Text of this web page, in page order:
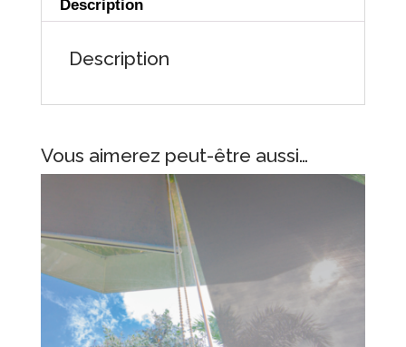
Description
Description
Vous aimerez peut-être aussi…